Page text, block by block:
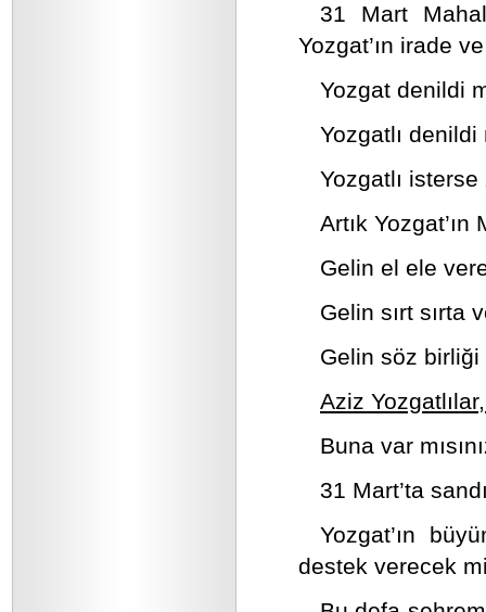
31 Mart
Yozgat’ın irade
Yozgat denildi
Yozgatlı
Yozgatlı
Artık
Gelin el ele
Gelin sırt sırta
Gelin söz birliği
Aziz
Buna var
31 Mart’ta
Yozgat’ın
destek verecek